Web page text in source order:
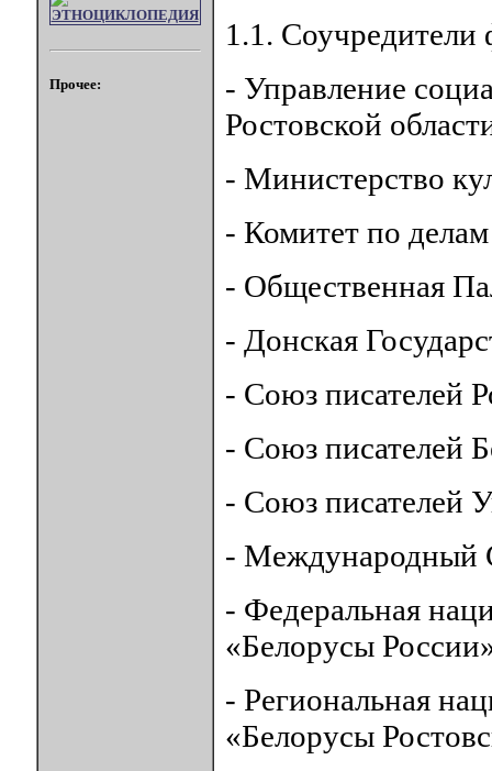
Прочее:
1.1. Соучредители
- Управление
Ростовской
- Министерство
- Комитет по
- Общественная
- Донская
- Союз писателей
- Союз писателей
- Союз писателей
- Международный
- Федеральная
«Белорусы
- Региональная
«Белорусы